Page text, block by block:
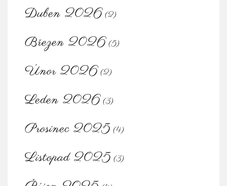
Duben 2026 (2)
Březen 2026 (5)
Únor 2026 (2)
Leden 2026 (3)
Prosinec 2025 (4)
Listopad 2025 (3)